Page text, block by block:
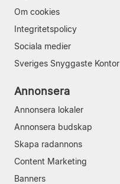
Om cookies
Integritetspolicy
Sociala medier
Sveriges Snyggaste Kontor
Annonsera
Annonsera lokaler
Annonsera budskap
Skapa radannons
Content Marketing
Banners